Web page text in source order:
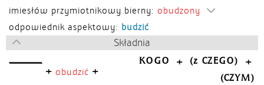
imiesłów przymiotnikowy bierny: obudzony
odpowiednik aspektowy: budzić
Składnia
+ obudzić +
KOGO + (z CZEGO) +
(CZYM)